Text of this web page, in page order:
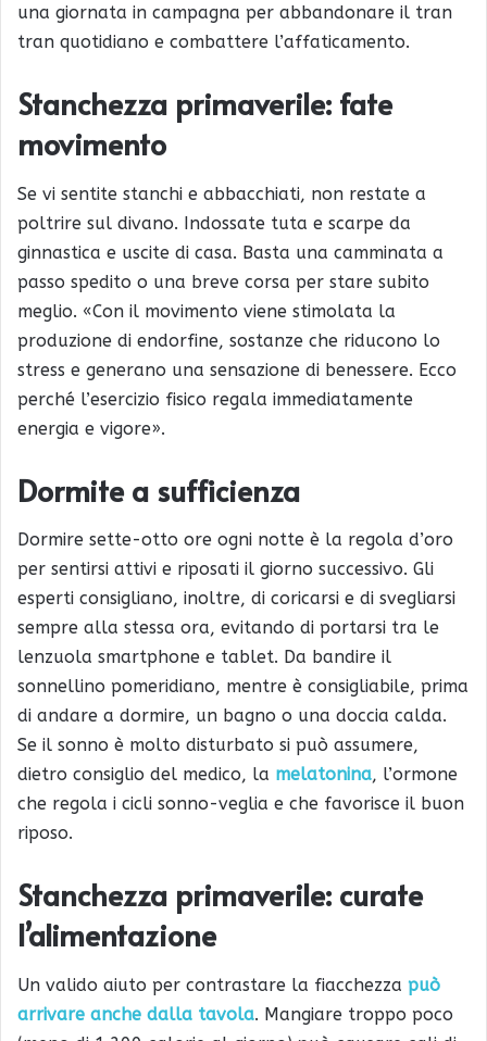
una giornata in campagna per abbandonare il tran
tran quotidiano e combattere l’affaticamento.
Stanchezza primaverile: fate
movimento
Se vi sentite stanchi e abbacchiati, non restate a
poltrire sul divano. Indossate tuta e scarpe da
ginnastica e uscite di casa. Basta una camminata a
passo spedito o una breve corsa per stare subito
meglio. «Con il movimento viene stimolata la
produzione di endorfine, sostanze che riducono lo
stress e generano una sensazione di benessere. Ecco
perché l’esercizio fisico regala immediatamente
energia e vigore».
Dormite a sufficienza
Dormire sette-otto ore ogni notte è la regola d’oro
per sentirsi attivi e riposati il giorno successivo. Gli
esperti consigliano, inoltre, di coricarsi e di svegliarsi
sempre alla stessa ora, evitando di portarsi tra le
lenzuola smartphone e tablet. Da bandire il
sonnellino pomeridiano, mentre è consigliabile, prima
di andare a dormire, un bagno o una doccia calda.
Se il sonno è molto disturbato si può assumere,
dietro consiglio del medico, la melatonina, l’ormone
che regola i cicli sonno-veglia e che favorisce il buon
riposo.
Stanchezza primaverile: curate
l’alimentazione
Un valido aiuto per contrastare la fiacchezza può
arrivare anche dalla tavola. Mangiare troppo poco